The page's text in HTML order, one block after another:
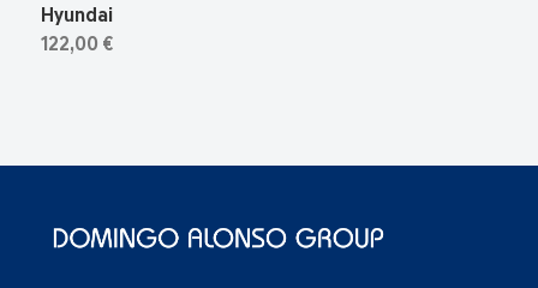
Hyundai
122,00 €